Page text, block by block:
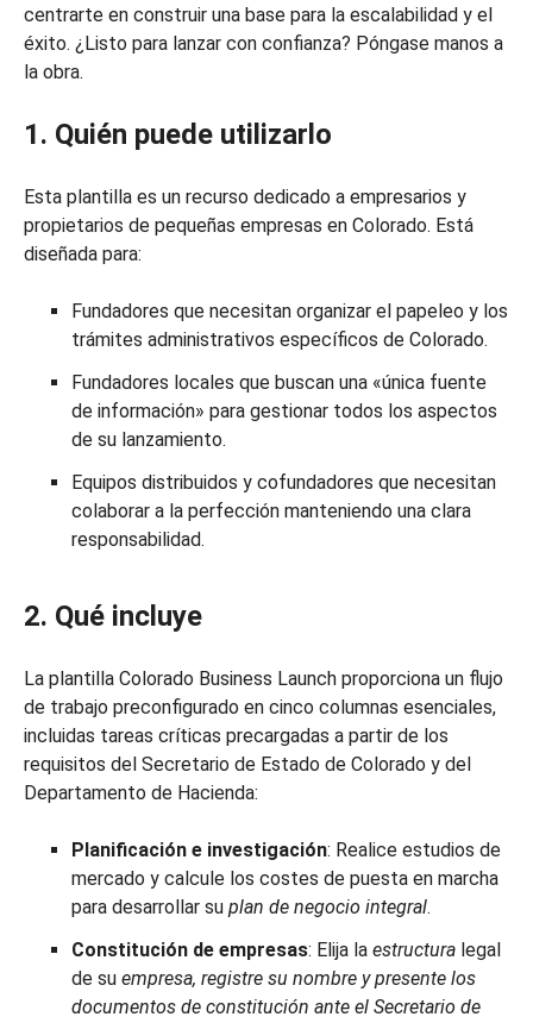
centrarte en construir una base para la escalabilidad y el
éxito. ¿Listo para lanzar con confianza? Póngase manos a
la obra.
1. Quién puede utilizarlo
Esta plantilla es un recurso dedicado a empresarios y
propietarios de pequeñas empresas en Colorado. Está
diseñada para:
Fundadores que necesitan organizar el papeleo y los
trámites administrativos específicos de Colorado.
Fundadores locales que buscan una «única fuente
de información» para gestionar todos los aspectos
de su lanzamiento.
Equipos distribuidos y cofundadores que necesitan
colaborar a la perfección manteniendo una clara
responsabilidad.
2. Qué incluye
La plantilla Colorado Business Launch proporciona un flujo
de trabajo preconfigurado en cinco columnas esenciales,
incluidas tareas críticas precargadas a partir de los
requisitos del Secretario de Estado de Colorado y del
Departamento de Hacienda:
Planificación e investigación: Realice estudios de
mercado y calcule los costes de puesta en marcha
para desarrollar su plan de negocio integral.
Constitución de empresas: Elija la estructura legal
de su empresa, registre su nombre y presente los
documentos de constitución ante el Secretario de